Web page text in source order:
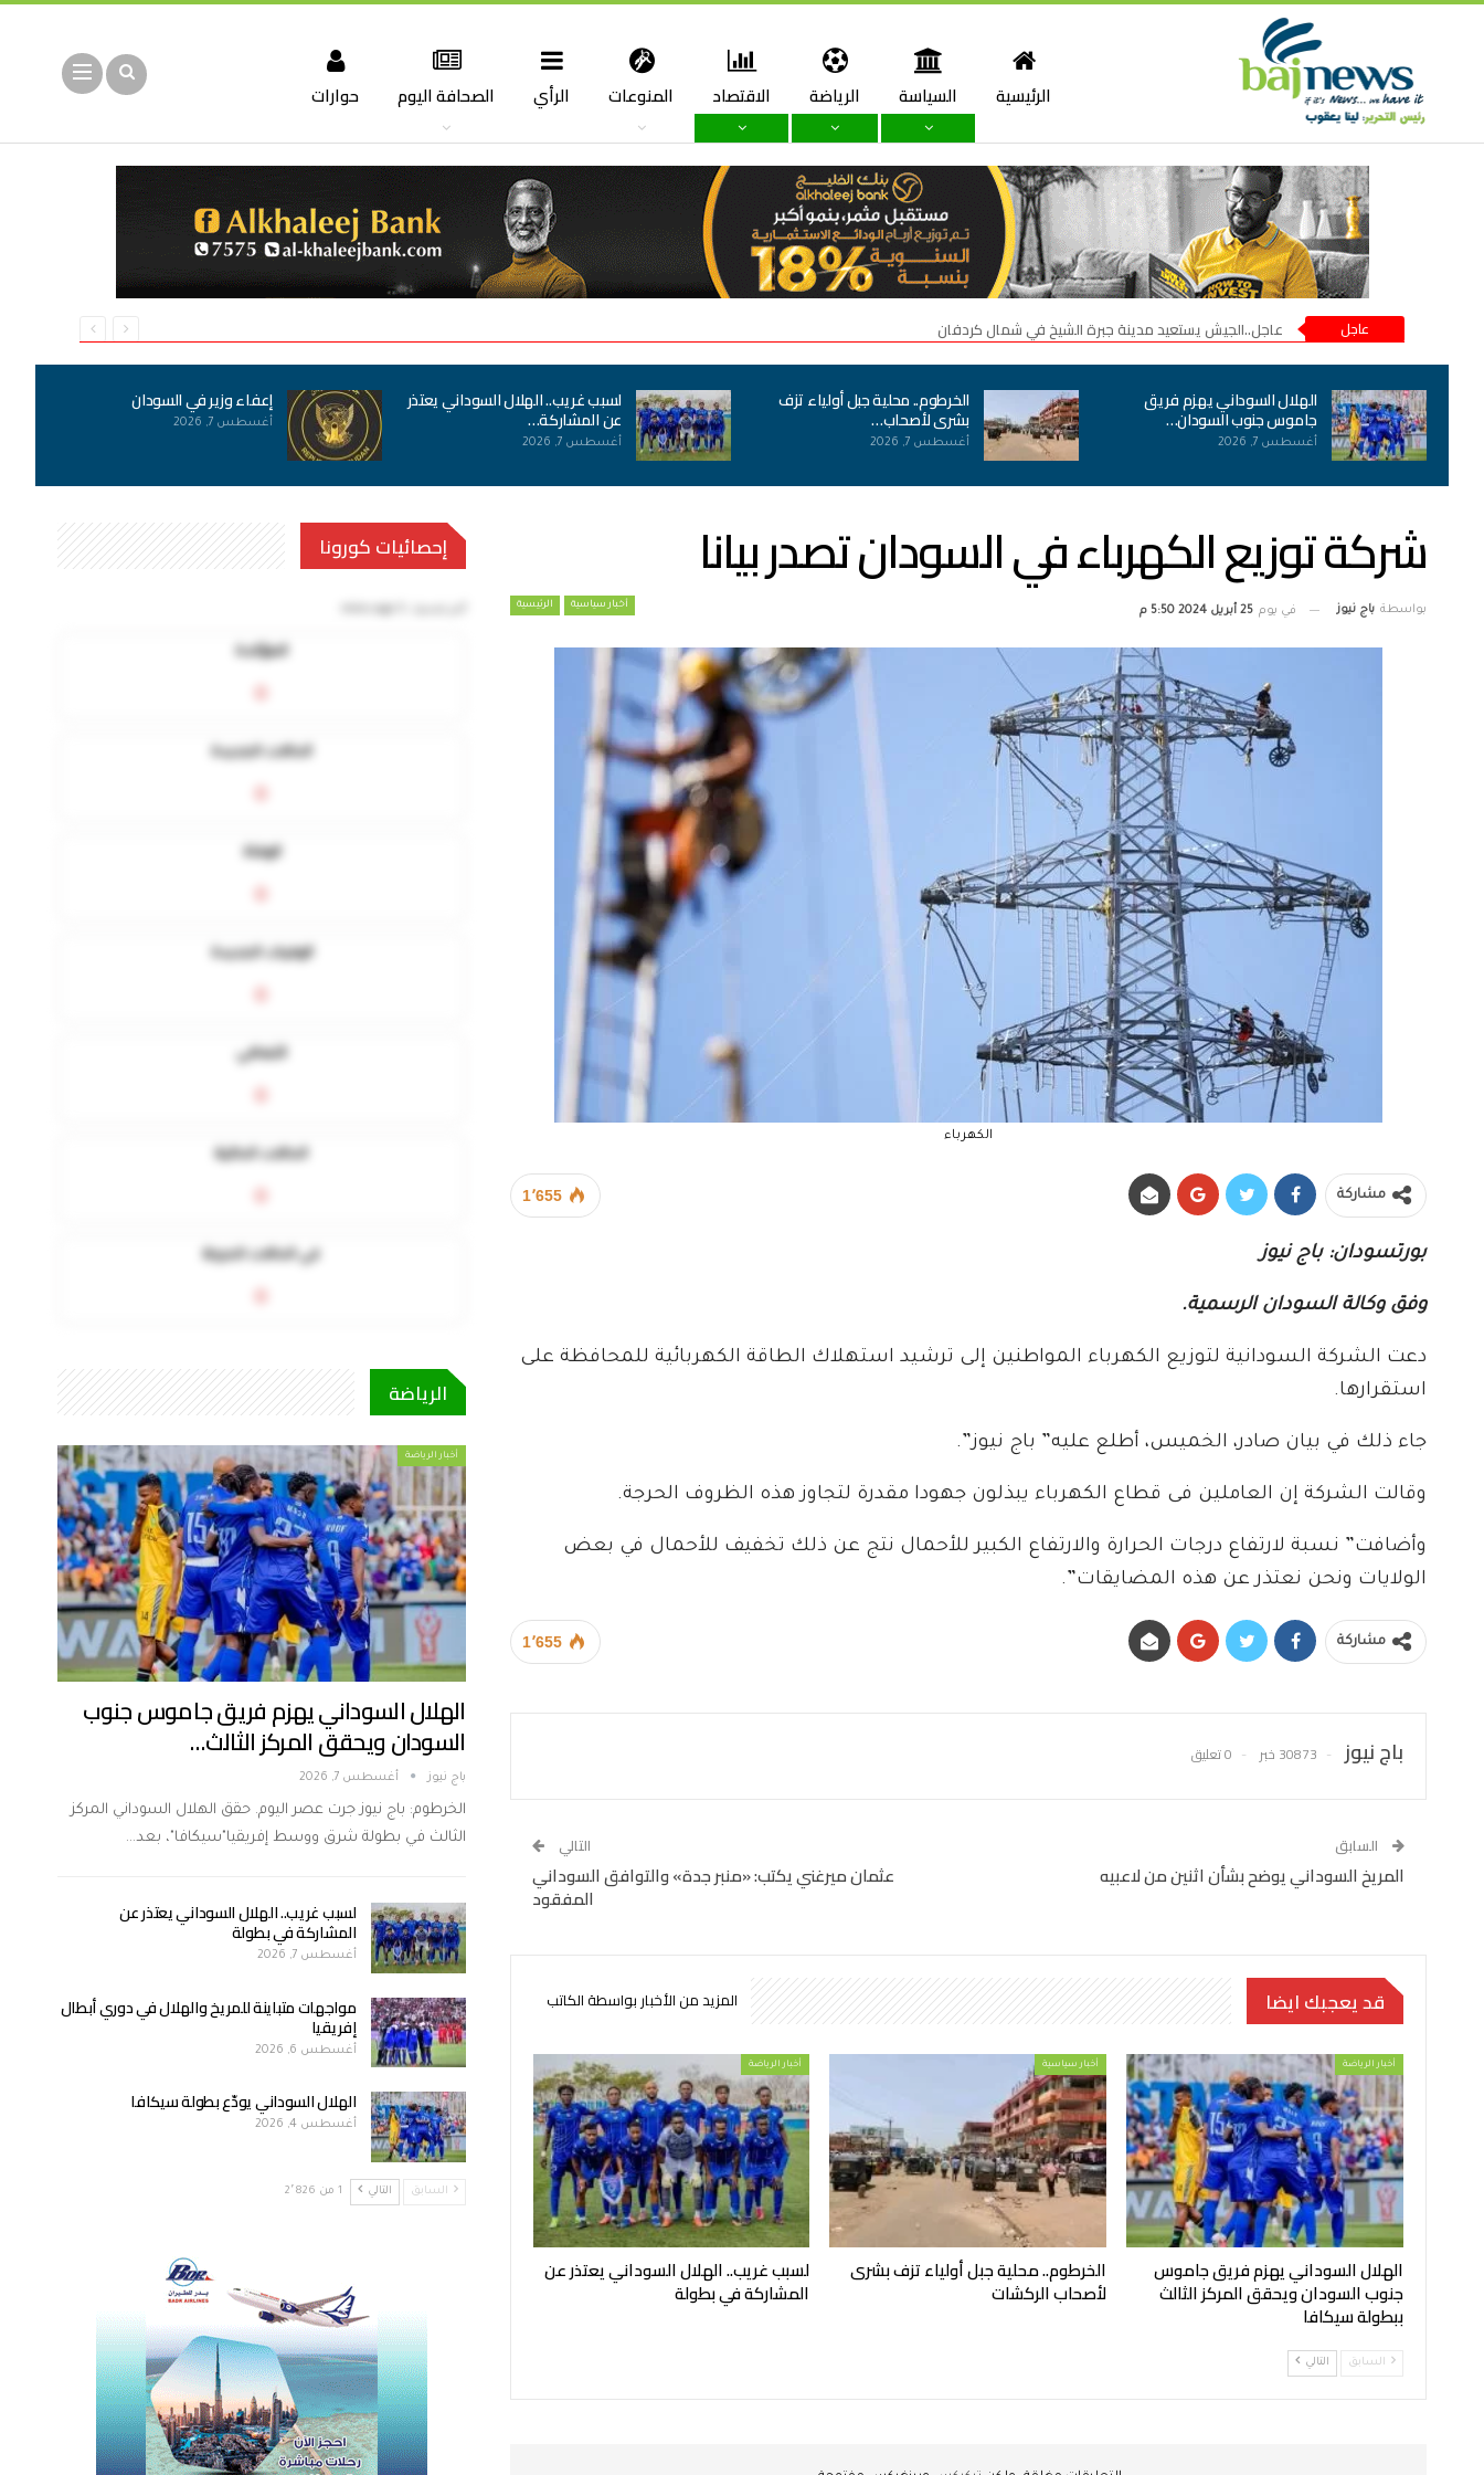
الرئيسية السياسة الرياضة الاقتصاد المنوعات الرأي الصحافة اليوم حوارات
عاجل عاجل..الجيش يستعيد مدينة جبرة الشيخ في شمال كردفان
الهلال السوداني يهزم فريق
جاموس جنوب السودان…
أغسطس 7, 2026
الخرطوم.. محلية جبل أولياء تزف
بشرى لأصحاب…
أغسطس 7, 2026
لسبب غريب.. الهلال السوداني يعتذر
عن المشاركة…
أغسطس 7, 2026
إعفاء وزير في السودان
أغسطس 7, 2026
شركة توزيع الكهرباء في السودان تصدر بيانا
أخبار سياسية الرئيسية بواسطة باج نيوز في يوم 25 أبريل 2024 5:50 م
الكهرباء
1٬655 مشاركة
بورتسودان: باج نيوز
وفق وكالة السودان الرسمية.
دعت الشركة السودانية لتوزيع الكهرباء المواطنين إلى ترشيد استهلاك الطاقة الكهربائية للمحافظة على
استقرارها.
جاء ذلك في بيان صادر، الخميس، أطلع عليه” باج نيوز”.
وقالت الشركة إن العاملين فى قطاع الكهرباء يبذلون جهودا مقدرة لتجاوز هذه الظروف الحرجة.
وأضافت” نسبة لارتفاع درجات الحرارة والارتفاع الكبير للأحمال نتج عن ذلك تخفيف للأحمال في بعض
الولايات ونحن نعتذر عن هذه المضايقات”.
1٬655 مشاركة
باج نيوز 30873 خبر 0 تعليق
السابق
المريخ السوداني يوضح بشأن اثنين من لاعبيه
التالي
عثمان ميرغني يكتب: «منبر جدة» والتوافق السوداني
المفقود
قد يعجبك ايضا المزيد من الأخبار بواسطة الكاتب
أخبار الرياضة
الهلال السوداني يهزم فريق جاموس
جنوب السودان ويحقق المركز الثالث
ببطولة سيكافا
أخبار سياسية
الخرطوم.. محلية جبل أولياء تزف بشرى
لأصحاب الركشات
أخبار الرياضة
لسبب غريب.. الهلال السوداني يعتذر عن
المشاركة في بطولة
السابق التالي
إحصائيات كورونا
التعافي
في الحالات الحرجة
الرياضة
أخبار الرياضة
الهلال السوداني يهزم فريق جاموس جنوب
السودان ويحقق المركز الثالث…
باج نيوز أغسطس 7, 2026
الخرطوم: باج نيوز جرت عصر اليوم. حقق الهلال السوداني المركز
الثالث في بطولة شرق ووسط إفريقيا"سيكافا"، بعد…
لسبب غريب.. الهلال السوداني يعتذر عن
المشاركة في بطولة
أغسطس 7, 2026
مواجهات متباينة للمريخ والهلال في دوري أبطال
إفريقيا
أغسطس 6, 2026
الهلال السوداني يودّع بطولة سيكافا
أغسطس 4, 2026
السابق التالي 1 من 2٬826